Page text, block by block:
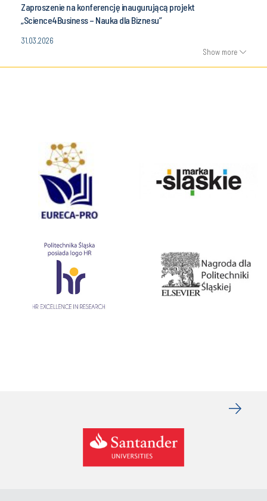
Zaproszenie na konferencję inaugurującą projekt
„Science4Business – Nauka dla Biznesu”
31.03.2026
Show more